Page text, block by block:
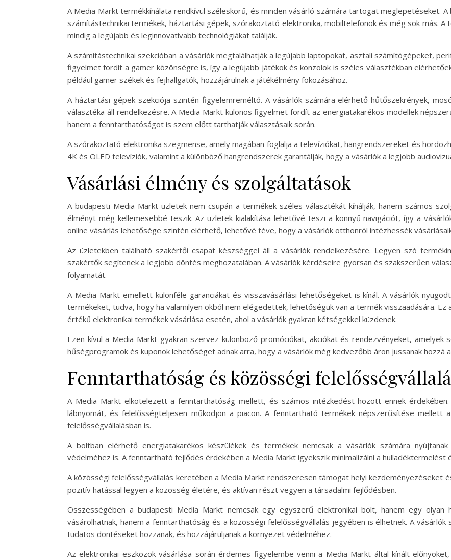
A Media Markt termékkínálata rendkívül széleskörű, és minden vásárló számára tartogat meglepetéseket.
számítástechnikai termékek, háztartási gépek, szórakoztató elektronika, mobiltelefonok és még sok más. A
mindig a legújabb és leginnovatívabb technológiákat találják.
A számítástechnikai szekcióban a vásárlók megtalálhatják a legújabb laptopokat, asztali számítógépeket,
figyelmet fordít a gamer közönségre is, így a legújabb játékok és konzolok is széles választékban
például gamer székek és fejhallgatók, hozzájárulnak a játékélmény fokozásához.
A háztartási gépek szekciója szintén figyelemreméltó. A vásárlók számára elérhető hűtőszekrények,
választéka áll rendelkezésre. A Media Markt különös figyelmet fordít az energiatakarékos modellek
hanem a fenntarthatóságot is szem előtt tarthatják választásaik során.
A szórakoztató elektronika szegmense, amely magában foglalja a televíziókat, hangrendszereket és
4K és OLED televíziók, valamint a különböző hangrendszerek garantálják, hogy a vásárlók a legjobb
Vásárlási élmény és szolgáltatások
A budapesti Media Markt üzletek nem csupán a termékek széles választékát kínálják, hanem számos
élményt még kellemesebbé teszik. Az üzletek kialakítása lehetővé teszi a könnyű navigációt, így a
online vásárlás lehetősége szintén elérhető, lehetővé téve, hogy a vásárlók otthonról intézhessék
Az üzletekben található szakértői csapat készséggel áll a vásárlók rendelkezésére. Legyen szó
szakértők segítenek a legjobb döntés meghozatalában. A vásárlók kérdéseire gyorsan és szakszerűen
folyamatát.
A Media Markt emellett különféle garanciákat és visszavásárlási lehetőségeket is kínál. A vásárlók
termékeket, tudva, hogy ha valamilyen okból nem elégedettek, lehetőségük van a termék visszaadására.
értékű elektronikai termékek vásárlása esetén, ahol a vásárlók gyakran kétségekkel küzdenek.
Ezen kívül a Media Markt gyakran szervez különböző promóciókat, akciókat és rendezvényeket, amelyek
hűségprogramok és kuponok lehetőséget adnak arra, hogy a vásárlók még kedvezőbb áron jussanak hozzá
Fenntarthatóság és közösségi
A Media Markt elkötelezett a fenntarthatóság mellett, és számos intézkedést hozott ennek
lábnyomát, és felelősségteljesen működjön a piacon. A fenntartható termékek népszerűsítése mellett
felelősségvállalásban is.
A boltban elérhető energiatakarékos készülékek és termékek nemcsak a vásárlók számára
védelméhez is. A fenntartható fejlődés érdekében a Media Markt igyekszik minimalizálni a
A közösségi felelősségvállalás keretében a Media Markt rendszeresen támogat helyi kezdeményezéseket
pozitív hatással legyen a közösség életére, és aktívan részt vegyen a társadalmi fejlődésben.
Összességében a budapesti Media Markt nemcsak egy egyszerű elektronikai bolt, hanem egy olyan
vásárolhatnak, hanem a fenntarthatóság és a közösségi felelősségvállalás jegyében is élhetnek. A
tudatos döntéseket hozzanak, és hozzájáruljanak a környezet védelméhez.
Az elektronikai eszközök vásárlása során érdemes figyelembe venni a Media Markt által kínált